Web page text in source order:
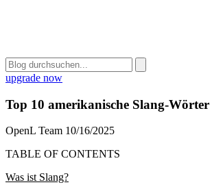
upgrade now
Top 10 amerikanische Slang-
OpenL Team 10/16/2025
TABLE OF CONTENTS
Was ist Slang?